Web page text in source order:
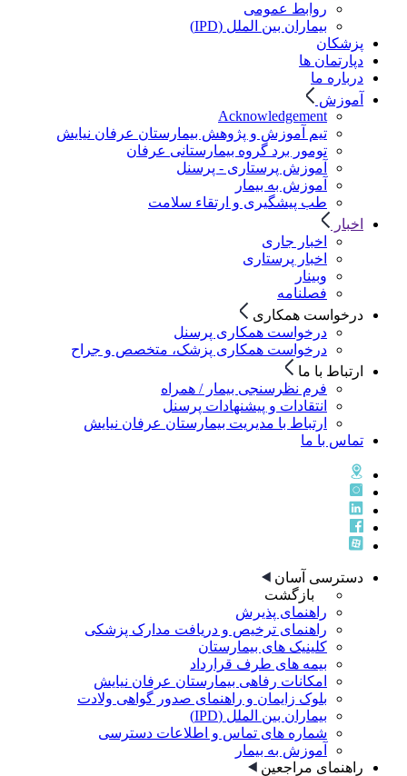
روابط عمومی
بیماران بین الملل (IPD)
پزشکان
دپارتمان ها
درباره ما
آموزش
Acknowledgement
تیم آموزش و پژوهش بیمارستان عرفان نیایش
تومور برد گروه بیمارستانی عرفان
آموزش پرستاری - پرسنل
آموزش به بیمار
طب پیشگیری و ارتقاء سلامت
اخبار
اخبار جاری
اخبار پرستاری
وبینار
فصلنامه
درخواست همکاری
درخواست همکاری پرسنل
درخواست همکاری پزشک، متخصص و جراح
ارتباط با ما
فرم نظرسنجی بیمار / همراه
انتقادات و پیشنهادات پرسنل
ارتباط با مدیریت بیمارستان عرفان نیایش
تماس با ما
دسترسی آسان
بازگشت
راهنمای پذيرش
راهنمای ترخيص و دريافت مدارک پزشکی
کلینیک های بیمارستان
بیمه های طرف قرارداد
امکانات رفاهی بیمارستان عرفان نیایش
بلوک زایمان و راهنمای صدور گواهی ولادت
بیماران بین الملل (IPD)
شماره های تماس و اطلاعات دسترسی
آموزش به بیمار
راهنمای مراجعین